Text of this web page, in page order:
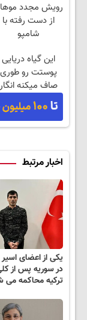
رویش مجدد
از دست رفته با
شامپو
امشب
این گیاه دریایی
پوستت رو طوری
صاف میکنه انگار
20سال جوون
🔥
اخبار مرتبط
در سوریه پس از
ترکیه محاکمه می